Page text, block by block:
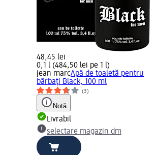
48,45 lei
0,1 l (484,50 lei pe 1 l)
jean marcApă de toaletă pentru
bărbați Black, 100 ml
(3)
Notă
Livrabil
selectare magazin dm